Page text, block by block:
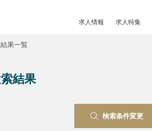
求人情報 求人特集
果一覧
結果
検索条件変更